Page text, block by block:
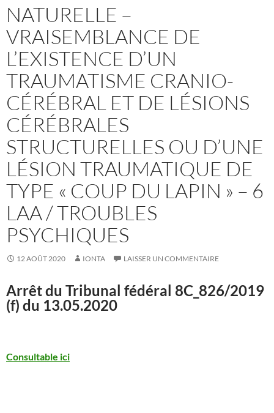
NATURELLE –
VRAISEMBLANCE DE
L’EXISTENCE D’UN
TRAUMATISME CRANIO-
CÉRÉBRAL ET DE LÉSIONS
CÉRÉBRALES
STRUCTURELLES OU D’UNE
LÉSION TRAUMATIQUE DE
TYPE « COUP DU LAPIN » – 6
LAA / TROUBLES
PSYCHIQUES
12 AOÛT 2020 IONTA LAISSER UN COMMENTAIRE
Arrêt du Tribunal fédéral 8C_826/2019
(f) du 13.05.2020
Consultable ici